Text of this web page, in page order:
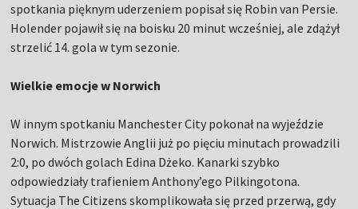
spotkania pięknym uderzeniem popisał się Robin van Persie.
Holender pojawił się na boisku 20 minut wcześniej, ale zdążył
strzelić 14. gola w tym sezonie.
Wielkie emocje w Norwich
W innym spotkaniu Manchester City pokonał na wyjeździe
Norwich. Mistrzowie Anglii już po pięciu minutach prowadzili
2:0, po dwóch golach Edina Dżeko. Kanarki szybko
odpowiedziały trafieniem Anthony’ego Pilkingotona.
Sytuacja The Citizens skomplikowała się przed przerwą, gdy